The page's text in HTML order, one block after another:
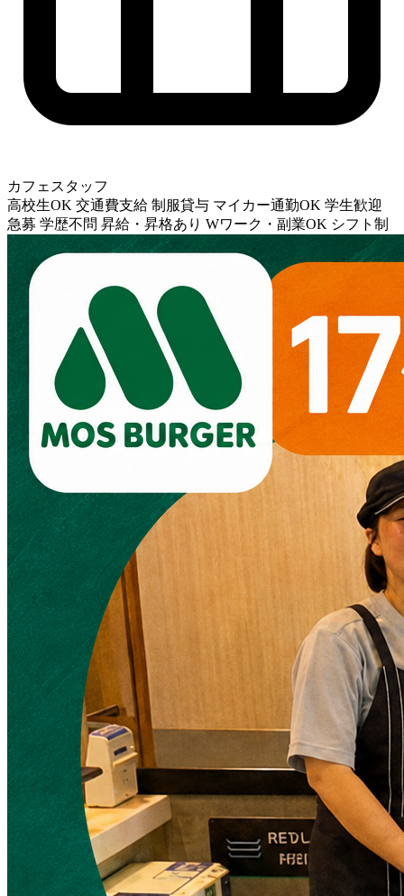
カフェスタッフ
高校生OK 交通費支給 制服貸与 マイカー通勤OK 学生歓迎
急募 学歴不問 昇給・昇格あり Wワーク・副業OK シフト制